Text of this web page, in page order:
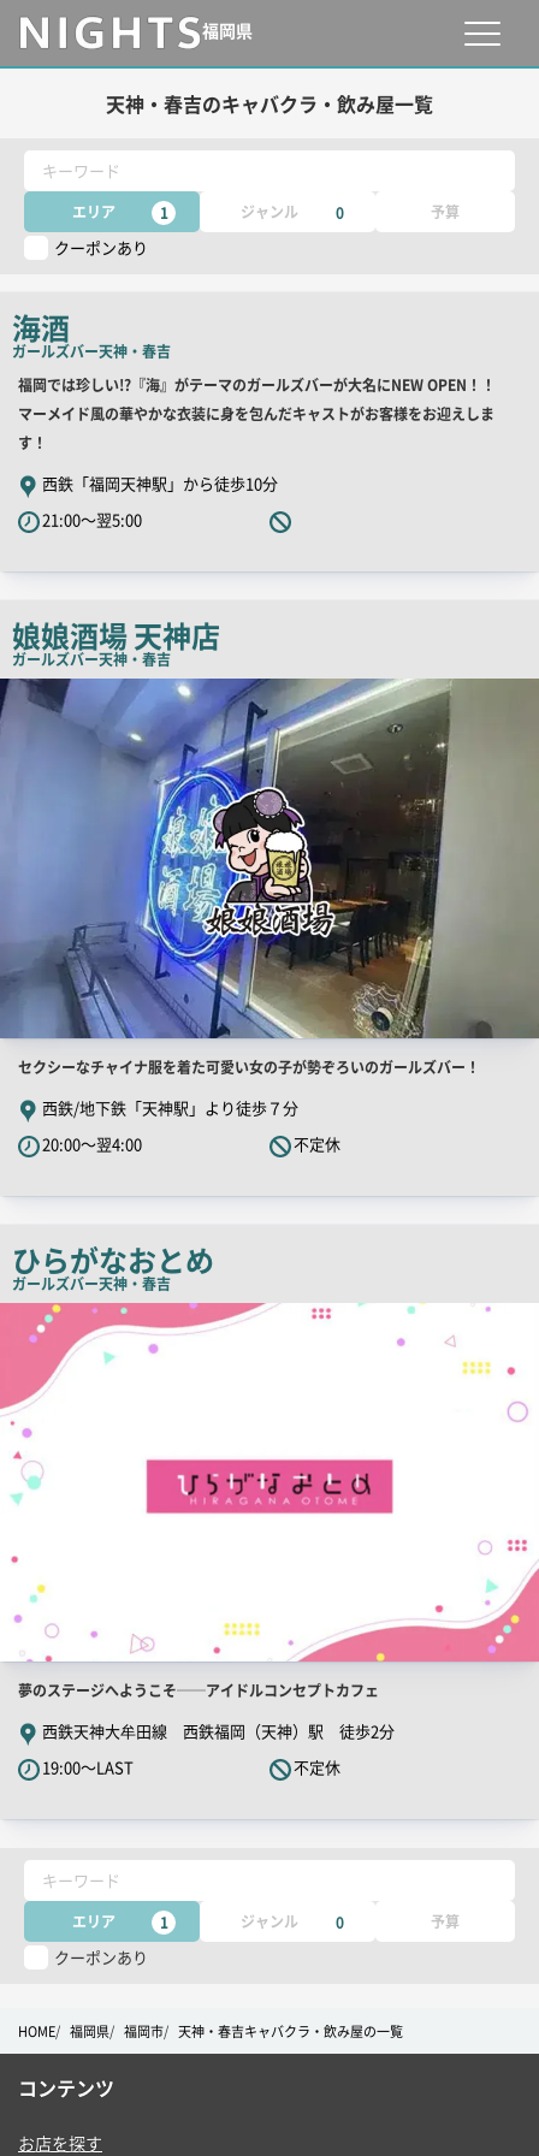
福岡県
天神・春吉のキャバクラ・飲み屋一覧
キーワード
エリア 1 ジャンル 0 予算
クーポンあり
海酒
ガールズバー天神・春吉
店
舗
PR
キ
ャ
ッ
ー
福岡では珍しい!?『海』がテーマのガールズバーが大名にNEW OPEN！！
マーメイド風の華やかな衣装に身を包んだキャストがお客様をお迎えしま
す！
西鉄「福岡天神駅」から徒歩10分
21:00～翌5:00
娘娘酒場 天神店
ガールズバー天神・春吉
店
舗
PR
店
舗
PR
キ
コ
ピ
セクシーなチャイナ服を着た可愛い女の子が勢ぞろいのガールズバー！
西鉄/地下鉄「天神駅」より徒歩７分
20:00～翌4:00
不定休
ひらがなおとめ
ガールズバー天神・春吉
店
店
舗
PR
キ
チ
ー
夢のステージへようこそ──アイドルコンセプトカフェ
西鉄天神大牟田線 西鉄福岡（天神）駅 徒歩2分
19:00～LAST
不定休
キーワード
エリア 1 ジャンル 0 予算
クーポンあり
HOME 福岡県 福岡市 天神・春吉キャバクラ・飲み屋の一覧
コンテンツ
お店を探す